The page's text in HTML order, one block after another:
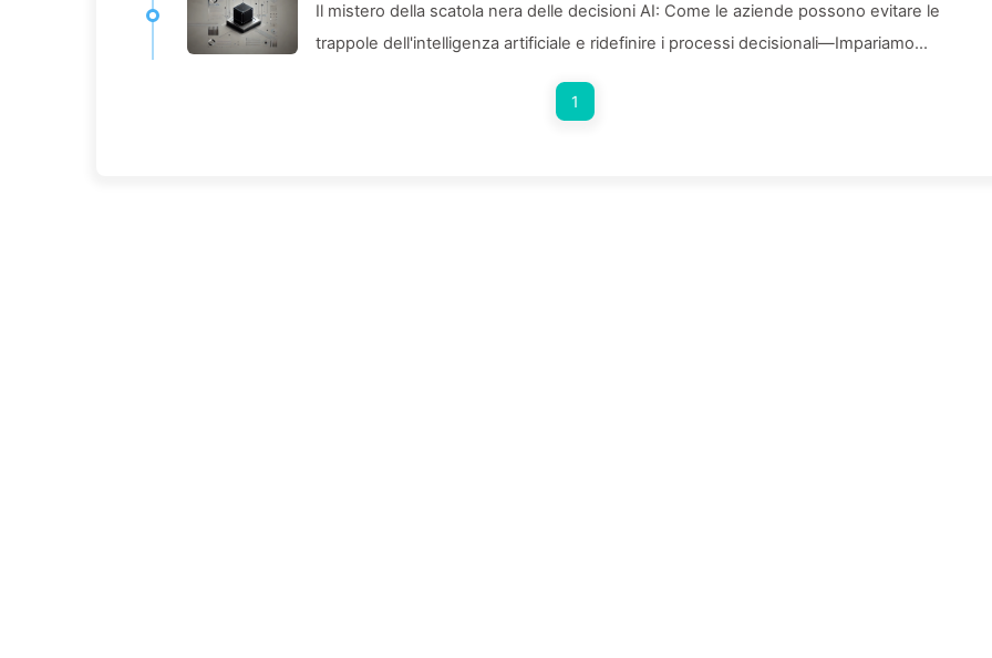
Il mistero della scatola nera delle decisioni AI: Come le aziende possono evitare le
trappole dell'intelligenza artificiale e ridefinire i processi decisionali—Impariamo
1